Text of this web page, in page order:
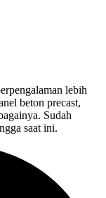
lebih
beton precast,
Sudah
saat ini.